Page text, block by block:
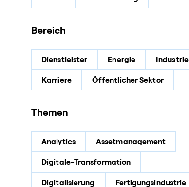
Bereich
Dienstleister Energie Industrie
Karriere Öffentlicher Sektor
Themen
Analytics Assetmanagement
Digitale-Transformation
Digitalisierung Fertigungsindustrie